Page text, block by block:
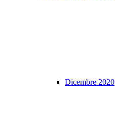
Dicembre 2020